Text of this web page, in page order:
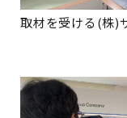
取材を受ける(株)